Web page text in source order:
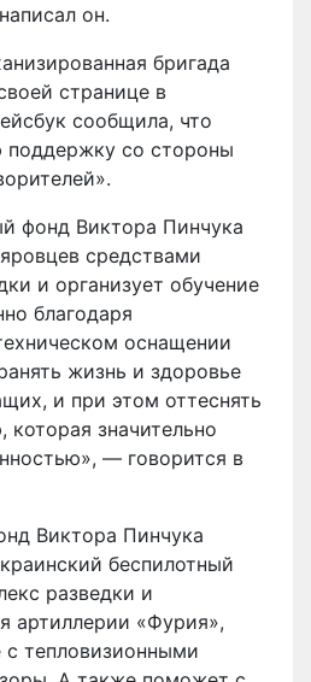
он.
бригада
странице в
сообщила, что
поддержку со стороны
фонд Виктора Пинчука
средствами
и организует обучение
благодаря
оснащении
жизнь и здоровье
и при этом оттеснять
значительно
— говорится в
Виктора Пинчука
беспилотный
разведки и
артиллерии «Фурия»,
тепловизионными